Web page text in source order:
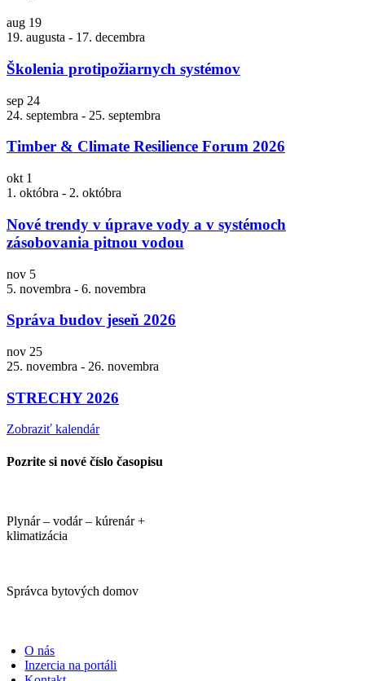
aug 19
19. augusta - 17. decembra
Školenia protipožiarnych systémov
sep 24
24. septembra - 25. septembra
Timber & Climate Resilience Forum 2026
okt 1
1. októbra - 2. októbra
Nové trendy v úprave vody a v systémoch
zásobovania pitnou vodou
nov 5
5. novembra - 6. novembra
Správa budov jeseň 2026
nov 25
25. novembra - 26. novembra
STRECHY 2026
Zobraziť kalendár
Pozrite si nové číslo časopisu
Plynár – vodár – kúrenár +
klimatizácia
Správca bytových domov
O nás
Inzercia na portáli